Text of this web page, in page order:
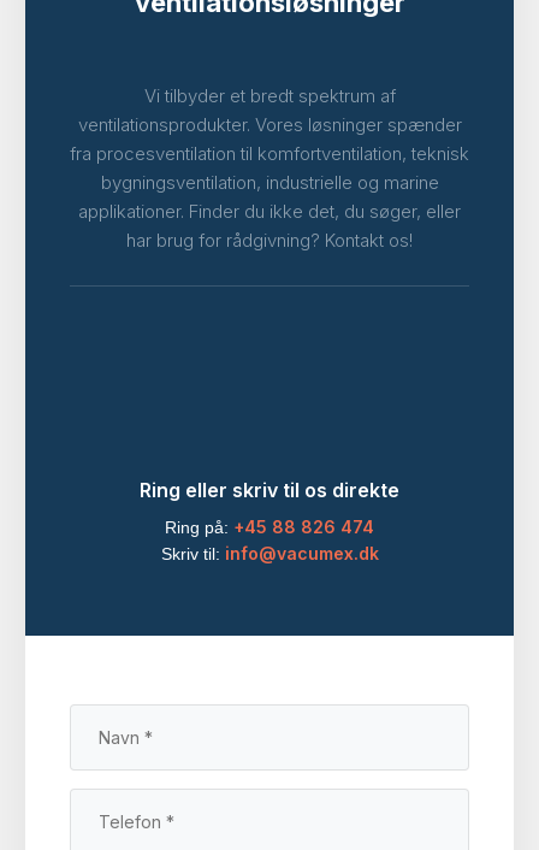
Vi tilbyder et bredt spektrum af
ventilationsprodukter. Vores løsninger spænder
fra procesventilation til komfortventilation, teknisk
bygningsventilation, industrielle og marine
applikationer. Finder du ikke det, du søger, eller
har brug for rådgivning? Kontakt os!
Ring eller skriv til os direkte
Ring på: +45 88 826 474
Skriv til: info@vacumex.dk